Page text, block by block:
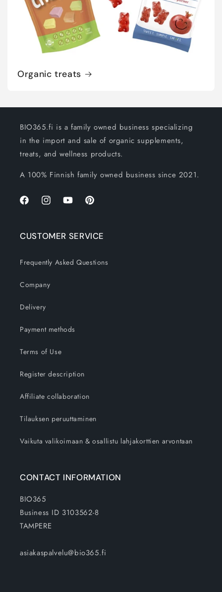
Organic treats
BIO365.fi is a family owned business specializing
in the import and sale of organic supplements,
treats, and wellness products.
A 100% Finnish family owned business since 2021.
FacebookInstagramYouTubePinterest
CUSTOMER SERVICE
Frequently Asked Questions
Company
Delivery
Payment methods
Terms of Use
Register description
Affiliate collaboration
Tilauksen peruuttaminen
Vaikuta valikoimaan & osallistu lahjakorttien arvontaan
CONTACT INFORMATION
BIO365
Business ID 3103562-8
TAMPERE
asiakaspalvelu@bio365.fi